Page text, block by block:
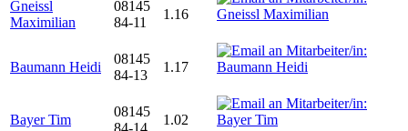
Gneissl
Maximilian
08145
84-11
1.16
Baumann Heidi
08145
84-13
1.17
Bayer Tim
08145
1.02